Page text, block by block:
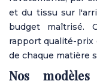
et du tissu sur
budget maîtrisé.
rapport qualité-
de chaque matière
Nos